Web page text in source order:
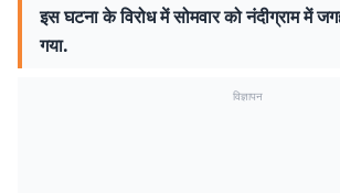
इस घटना के विरोध में सोमवार को नंदीग्राम में
गया.
विज्ञापन